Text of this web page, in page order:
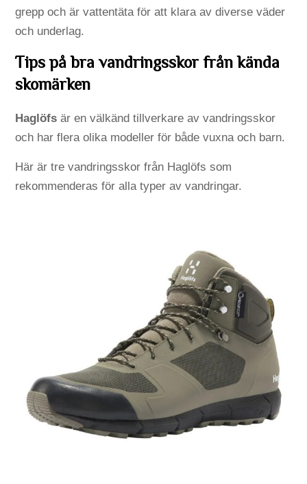
grepp och är vattentäta för att klara av diverse väder
och underlag.
Tips på bra vandringsskor från kända
skomärken
Haglöfs är en välkänd tillverkare av vandringsskor
och har flera olika modeller för både vuxna och barn.
Här är tre vandringsskor från Haglöfs som
rekommenderas för alla typer av vandringar.